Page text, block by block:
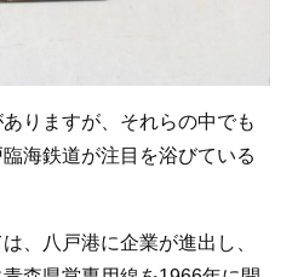
りますが、それらの中でも
海鉄道が注目を浴びている
、八戸港に企業が進出し、